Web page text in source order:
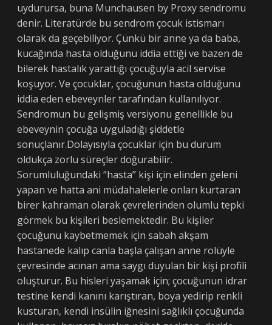
uydurursa, buna Munchausen by Proxy sendromu
denir. Literatürde bu sendrom çocuk istismarı
olarak da geçebiliyor. Çünkü bir anne ya da baba,
kucağında hasta olduğunu iddia ettiği ve bazen de
bilerek hastalık yarattığı çocuğuyla acil servise
koşuyor. Ve çocuklar, çocuğunun hasta olduğunu
iddia eden ebeveynler tarafından kullanılıyor.
Sendromun bu gelişmiş versiyonu genellikle bu
ebeveynin çocuğa uyguladığı şiddetle
sonuçlanır.Dolayısıyla çocuklar için bu durum
oldukça zorlu süreçler doğurabilir.
Sorumluluğundaki “hasta” kişi için elinden geleni
yapan ve hatta ani müdahalelerle onları kurtaran
birer kahraman olarak çevrelerinden olumlu tepki
görmek bu kişileri beslemektedir. Bu kişiler
çocuğunu kaybetmemek için sabah akşam
hastanede kalıp canla başla çalışan anne rolüyle
çevresinde acınan ama saygı duyulan bir kişi profili
oluşturur. Bu hisleri yaşamak için; çocuğunun idrar
testine kendi kanını karıştıran, boya yedirip renkli
kusturan, kendi insülin iğnesini sağlıklı çocuğunda